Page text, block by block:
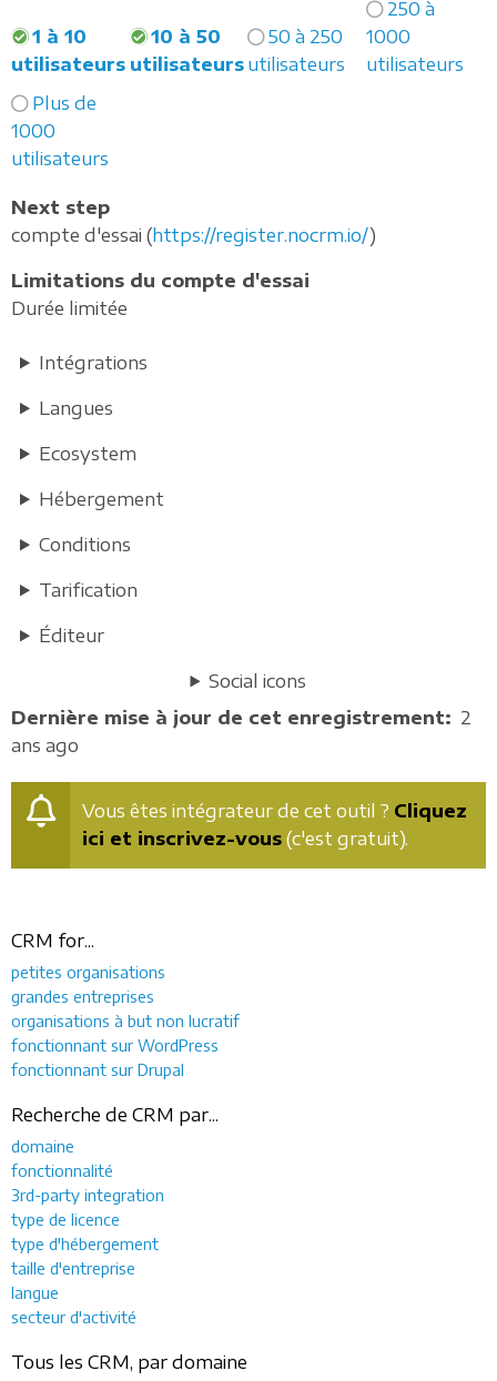
1 à 10
utilisateurs
10 à 50
utilisateurs
50 à 250
utilisateurs
250 à
1000
utilisateurs
Plus de
1000
utilisateurs
Next step
compte d'essai (https://register.nocrm.io/)
Limitations du compte d'essai
Durée limitée
Intégrations
Langues
Ecosystem
Hébergement
Conditions
Tarification
Éditeur
Social icons
Dernière mise à jour de cet enregistrement
2
ans ago
Vous êtes intégrateur de cet outil ? Cliquez
ici et inscrivez-vous (c'est gratuit).
CRM for...
petites organisations
grandes entreprises
organisations à but non lucratif
fonctionnant sur WordPress
fonctionnant sur Drupal
Recherche de CRM par...
domaine
fonctionnalité
3rd-party integration
type de licence
type d'hébergement
taille d'entreprise
langue
secteur d'activité
Tous les CRM, par domaine